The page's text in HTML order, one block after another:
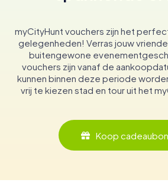
myCityHunt vouchers zijn het
gelegenheden! Verras jouw
buitengewone
vouchers zijn vanaf de
kunnen binnen deze periode
vrij te kiezen stad en tour uit het
Koop